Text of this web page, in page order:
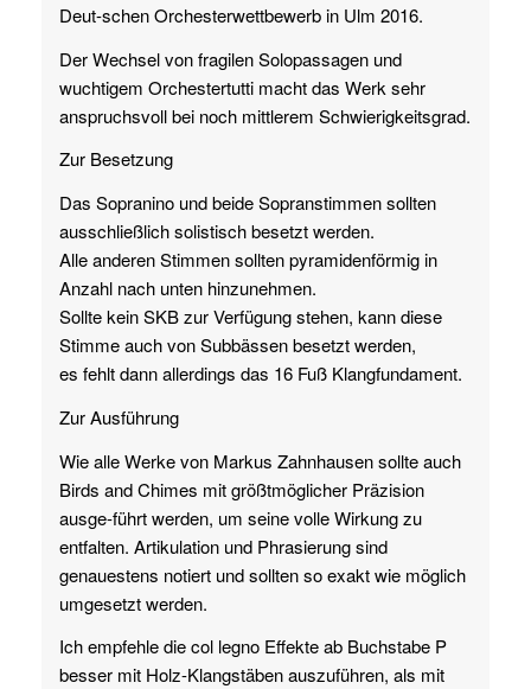
Deut-schen Orchesterwettbewerb in Ulm 2016.
Der Wechsel von fragilen Solopassagen und
wuchtigem Orchestertutti macht das Werk sehr
anspruchsvoll bei noch mittlerem Schwierigkeitsgrad.
Zur Besetzung
Das Sopranino und beide Sopranstimmen sollten
ausschließlich solistisch besetzt werden.
Alle anderen Stimmen sollten pyramidenförmig in
Anzahl nach unten hinzunehmen.
Sollte kein SKB zur Verfügung stehen, kann diese
Stimme auch von Subbässen besetzt werden,
es fehlt dann allerdings das 16 Fuß Klangfundament.
Zur Ausführung
Wie alle Werke von Markus Zahnhausen sollte auch
Birds and Chimes mit größtmöglicher Präzision
ausge-führt werden, um seine volle Wirkung zu
entfalten. Artikulation und Phrasierung sind
genauestens notiert und sollten so exakt wie möglich
umgesetzt werden.
Ich empfehle die col legno Effekte ab Buchstabe P
besser mit Holz-Klangstäben auszuführen, als mit